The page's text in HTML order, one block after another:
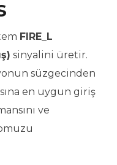
FIRE_L
sinyalini üretir.
süzgecinden
en uygun giriş
ve